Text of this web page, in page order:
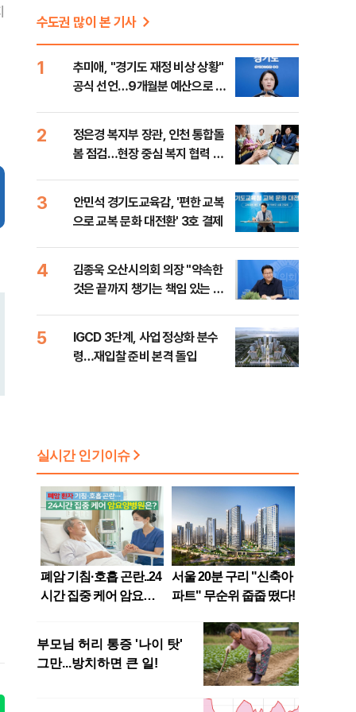
수도권 많이 본 기사
1
추미애, "경기도 재정 비상 상황"
공식 선언…9개월분 예산으로 민
2
정은경 복지부 장관, 인천 통합돌
봄 점검…현장 중심 복지 협력 강
3
안민석 경기도교육감, '편한 교복
으로 교복 문화 대전환' 3호 결제
4
김종욱 오산시의회 의장 "약속한
것은 끝까지 챙기는 책임 있는 의
5
IGCD 3단계, 사업 정상화 분수
령…재입찰 준비 본격 돌입